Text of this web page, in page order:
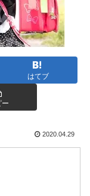
はてブ
ー
2020.04.29